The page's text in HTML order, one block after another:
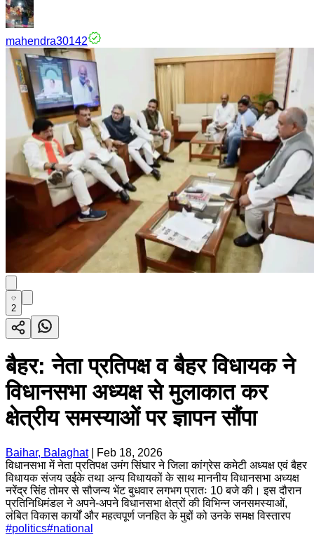
mahendra30142
2
बैहर: नेता प्रतिपक्ष व बैहर विधायक ने
विधानसभा अध्यक्ष से मुलाकात कर
क्षेत्रीय समस्याओं पर ज्ञापन सौंपा
Baihar, Balaghat|
Feb 18, 2026
विधानसभा में नेता प्रतिपक्ष उमंग सिंघार ने जिला कांग्रेस कमेटी अध्यक्ष एवं बैहर
विधायक संजय उईके तथा अन्य विधायकों के साथ माननीय विधानसभा अध्यक्ष
नरेंद्र सिंह तोमर से सौजन्य भेंट बुधवार लगभग प्रातः 10 बजे की। इस दौरान
प्रतिनिधिमंडल ने अपने-अपने विधानसभा क्षेत्रों की विभिन्न जनसमस्याओं,
लंबित विकास कार्यों और महत्वपूर्ण जनहित के मुद्दों को उनके समक्ष विस्तारप
#politics#national